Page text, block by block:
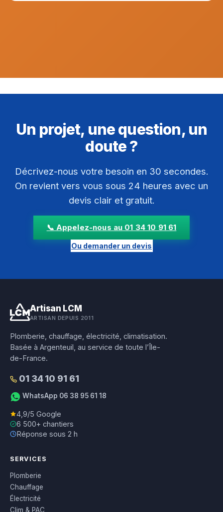
Un projet, une question, un
doute ?
Décrivez-nous votre besoin en 30 secondes.
On revient vers vous sous 24 heures avec un
devis clair et gratuit.
📞 Appelez-nous au 01 34 10 91 61
Ou demander un devis
Artisan LCM
ARTISAN DEPUIS 2011
Plomberie, chauffage, électricité, climatisation.
Basée à Argenteuil, au service de toute l’Île-
de-France.
01 34 10 91 61
WhatsApp 06 38 95 61 18
4,9/5 Google
6 500+ chantiers
Réponse sous 2 h
SERVICES
Plomberie
Chauffage
Électricité
Clim & PAC